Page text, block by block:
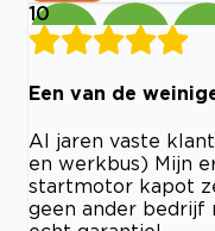
10
Een van de
Al jaren vaste
en werkbus) Mijn
startmotor kapot
geen ander bedrijf